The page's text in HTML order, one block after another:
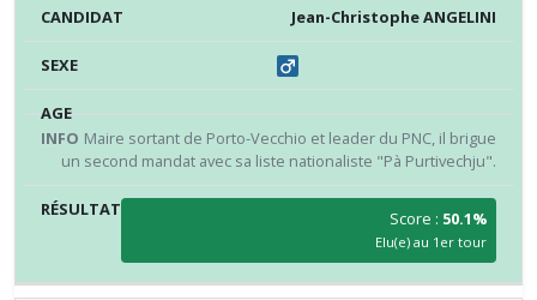
Jean-Christophe ANGELINI
Maire sortant de Porto-Vecchio et leader du PNC, il brigue
un second mandat avec sa liste nationaliste "Pà Purtivechju".
Score : 50.1%
Elu(e) au 1er tour